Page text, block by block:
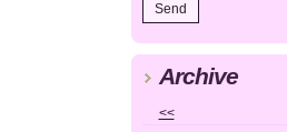
Archive
<<